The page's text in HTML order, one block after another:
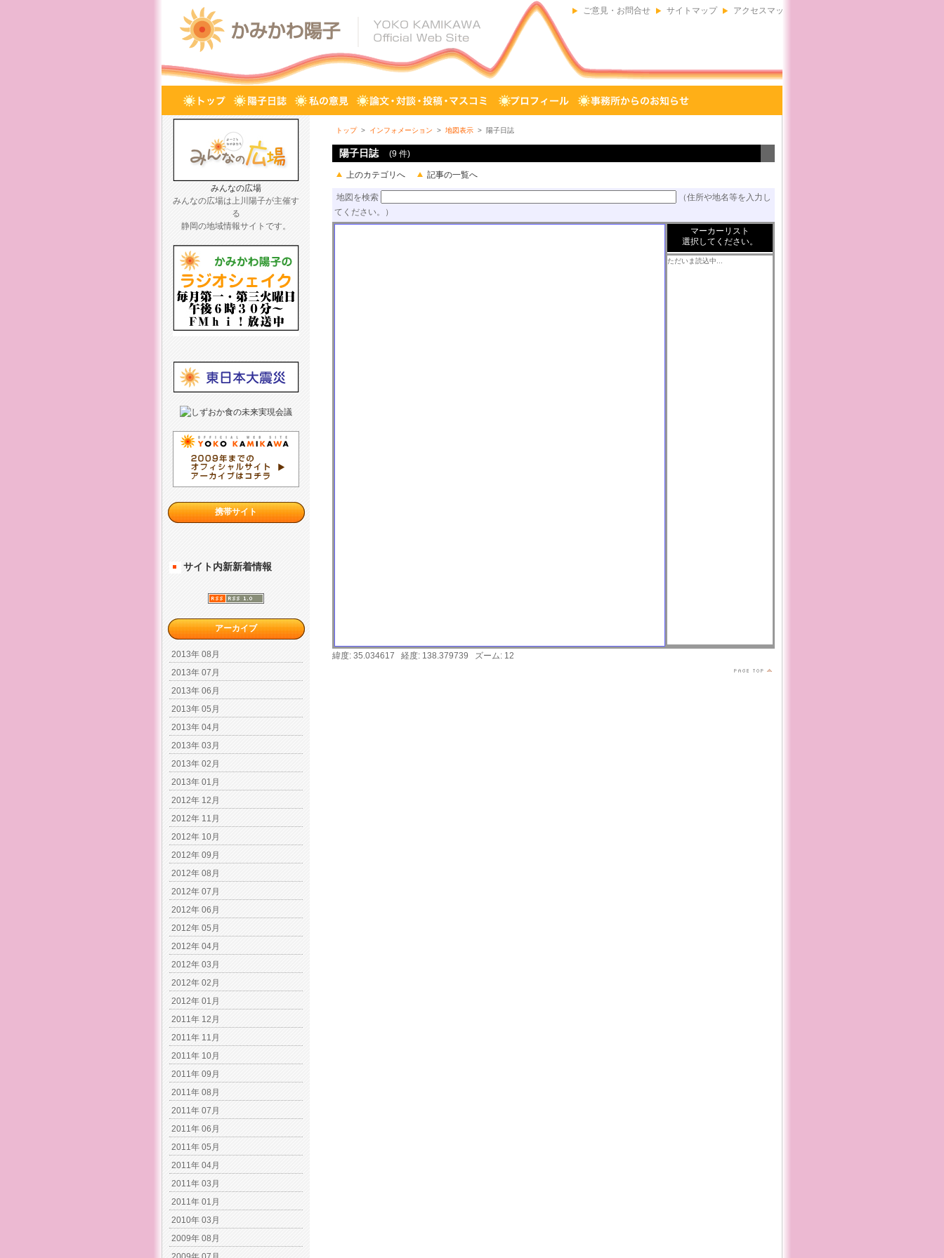
ご意見・お問合せ サイトマップ アクセスマップ
トップ> インフォメーション > 地図表示 > 陽子日誌
陽子日誌 (9 件)
上のカテゴリへ 記事の一覧へ
地図を検索
（住所や地名等を入力し
てください。）
マーカーリスト
選択してください。
ただいま読込中...
緯度: 35.034617 経度: 138.379739 ズーム: 12
みんなの広場
みんなの広場は上川陽子が主催す
る
静岡の地域情報サイトです。
携帯サイト
サイト内新新着情報
アーカイブ
2013年 08月
2013年 07月
2013年 06月
2013年 05月
2013年 04月
2013年 03月
2013年 02月
2013年 01月
2012年 12月
2012年 11月
2012年 10月
2012年 09月
2012年 08月
2012年 07月
2012年 06月
2012年 05月
2012年 04月
2012年 03月
2012年 02月
2012年 01月
2011年 12月
2011年 11月
2011年 10月
2011年 09月
2011年 08月
2011年 07月
2011年 06月
2011年 05月
2011年 04月
2011年 03月
2011年 01月
2010年 03月
2009年 08月